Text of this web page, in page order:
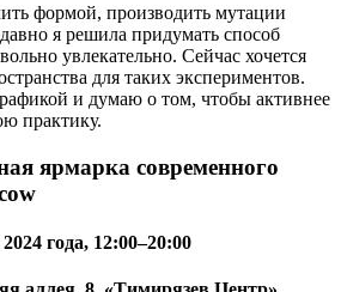
формой, производить мутации
я решила придумать способ
увлекательно. Сейчас хочется
для таких экспериментов.
и думаю о том, чтобы активнее
практику.
ярмарка современного
года, 12:00–20:00